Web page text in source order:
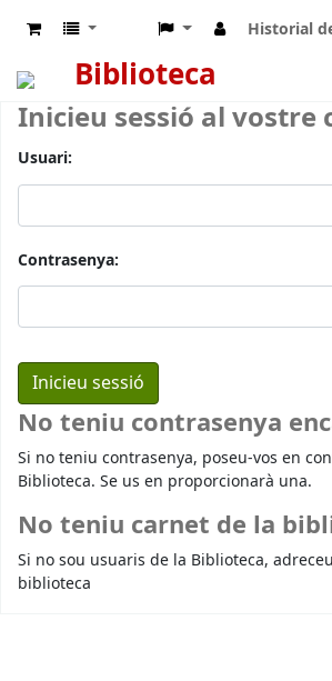
Historial
Biblioteca
Inicieu sessió al vostre
Usuari:
Contrasenya:
No teniu contrasenya
Si no teniu contrasenya, poseu-vos en
Biblioteca. Se us en proporcionarà una.
No teniu carnet de la
Si no sou usuaris de la Biblioteca,
biblioteca